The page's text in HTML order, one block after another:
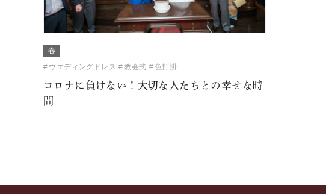
春
ウエディングドレス
教会式 色打掛
コロナに負けない！大切な人たちとの幸せな時
間